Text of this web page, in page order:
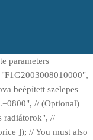
parameters
beépített szelepes
// (Optional)
radiátorok", //
]); // You must also